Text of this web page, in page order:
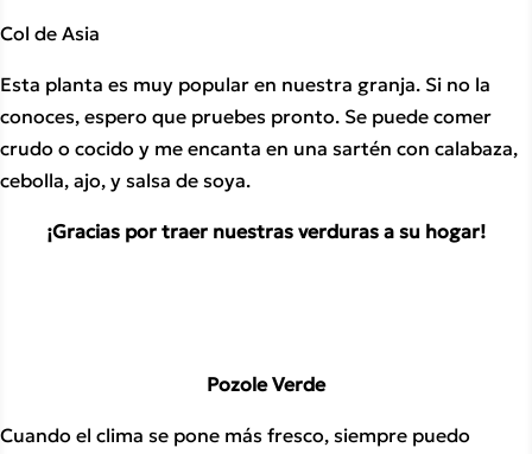
Col de Asia
Esta planta es muy popular en nuestra granja. Si no la
conoces, espero que pruebes pronto. Se puede comer
crudo o cocido y me encanta en una sartén con calabaza,
cebolla, ajo, y salsa de soya.
¡Gracias por traer nuestras verduras a su hogar!
Pozole Verde
Cuando el clima se pone más fresco, siempre puedo